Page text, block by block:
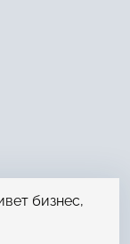
бизнес,